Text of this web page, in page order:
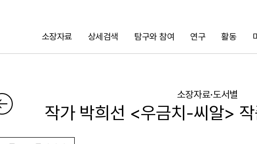
소장자료 상세검색 탐구와 참여 연구 활동
검색
소장자료·도서별
작가 박희선 <우금치-씨알>